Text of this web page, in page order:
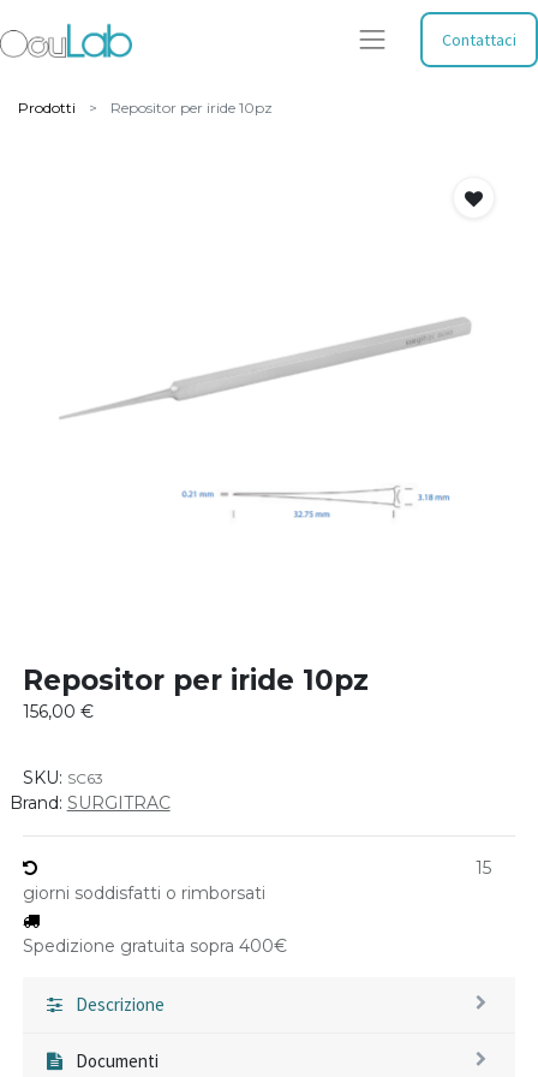
Contattaci
Prodotti Repositor per iride 10pz
Repositor per iride 10pz
156,00 €
SKU: SC63
Brand: SURGITRAC
15
giorni soddisfatti o rimborsati
Spedizione gratuita sopra 400€
Descrizione
Documenti